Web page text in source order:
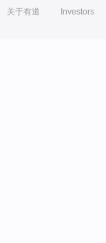
关于有道 Investors